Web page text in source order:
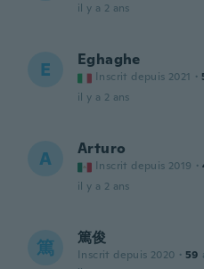
il y a 2 ans
E Eghaghe
Inscrit depuis 2021 ·
il y a 2 ans
A Arturo
Inscrit depuis 2019 ·
il y a 2 ans
篤 篤俊
Inscrit depuis 2020 · 59